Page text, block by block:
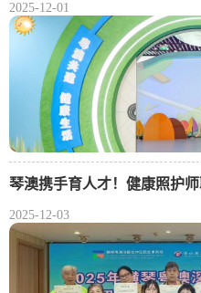
2025-12-01
琴澳携手育人才！健康照护
2025-12-03